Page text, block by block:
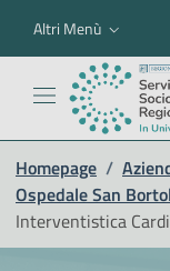
Altri Menù
Homepage /
Ospedale San
Interventistica